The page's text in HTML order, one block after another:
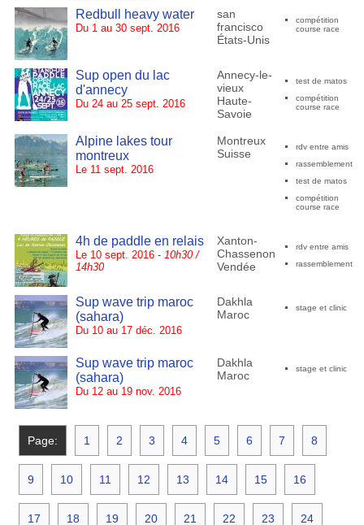
Redbull heavy water
Du 1 au 30 sept. 2016
san
francisco
États-Unis
compétition
course race
Sup open du lac
d'annecy
Du 24 au 25 sept. 2016
Annecy-le-
vieux
Haute-
Savoie
test de matos
compétition
course race
Alpine lakes tour
montreux
Le 11 sept. 2016
Montreux
Suisse
rdv entre amis
rassemblement
test de matos
compétition
course race
4h de paddle en relais
Le 10 sept. 2016 - 10h30 /
14h30
Xanton-
Chassenon
Vendée
rdv entre amis
rassemblement
Sup wave trip maroc
(sahara)
Du 10 au 17 déc. 2016
Dakhla
Maroc
stage et clinic
Sup wave trip maroc
(sahara)
Du 12 au 19 nov. 2016
Dakhla
Maroc
stage et clinic
Page: 1 2 3 4 5 6 7 8
9 10 11 12 13 14 15 16
17 18 19 20 21 22 23 24